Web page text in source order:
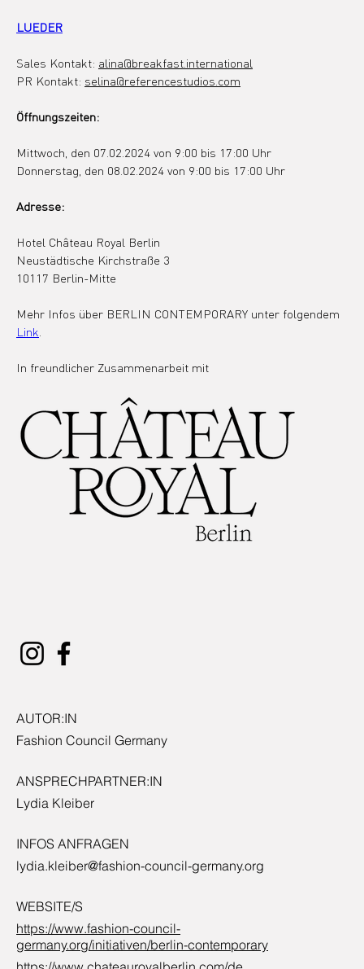
LUEDER
Sales Kontakt: alina@breakfast.international
PR Kontakt: selina@referencestudios.com
Öffnungszeiten:
Mittwoch, den 07.02.2024 von 9:00 bis 17:00 Uhr
Donnerstag, den 08.02.2024 von 9:00 bis 17:00 Uhr
Adresse:
Hotel Château Royal Berlin
Neustädtische Kirchstraße 3
10117 Berlin-Mitte
Mehr Infos über BERLIN CONTEMPORARY unter folgendem
Link
In freundlicher Zusammenarbeit mit
AUTOR:IN
Fashion Council Germany
ANSPRECHPARTNER:IN
Lydia Kleiber
INFOS ANFRAGEN
lydia.kleiber@fashion-council-germany.org
WEBSITE/S
https://www.fashion-council-
germany.org/initiativen/berlin-contemporary